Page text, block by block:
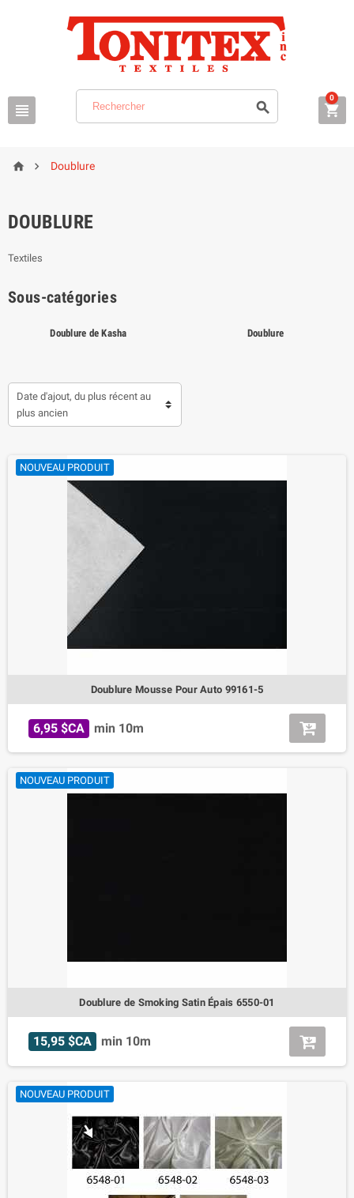
  
0
  Doublure
DOUBLURE
Textiles
Sous-catégories
Doublure de Kasha Doublure
Date d'ajout, du plus récent au
plus ancien
NOUVEAU PRODUIT
Doublure Mousse Pour Auto 99161-5
6,95 $CA min 10m
NOUVEAU PRODUIT
Doublure de Smoking Satin Épais 6550-01
15,95 $CA min 10m
NOUVEAU PRODUIT